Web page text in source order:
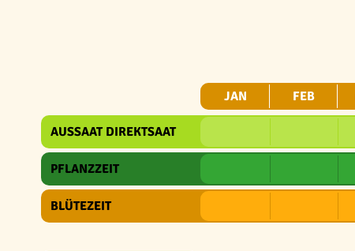
JAN FEB
AUSSAAT DIREKTSAAT
PFLANZZEIT
BLÜTEZEIT